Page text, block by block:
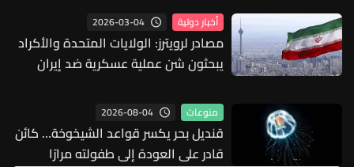
أخبار دولية 2026-03-04
مصادر لرويترز: الولايات المتحدة والأكراد
يبحثون شن عملية عسكرية ضد إيران
منوعات 2026-08-04
قنديل بحر يكسر قواعد الشيخوخة… كائن
قادر على العودة إلى طفولته مرارًا